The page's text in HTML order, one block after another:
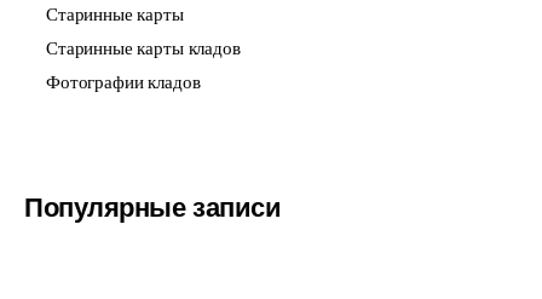
Старинные карты
Старинные карты кладов
Фотографии кладов
Популярные записи